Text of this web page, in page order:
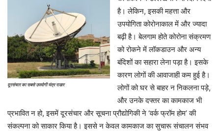
दूरसंचार का सबसे उपयोगी यंत्र राडार
है। लेकिन, इसकी महत्ता और
उपयोगिता कोरोनाकाल में और ज्यादा
बढ़ी है। बेलगाम होते कोरोना संक्रमण
को रोकने में लॉकडाउन और अन्य
बंदिशों का सहारा लेना पड़ा है। इसके
कारण लोगों की आवाजाही कम हुई है।
लोगों को घर से बाहर न निकलना पड़े,
और उनके दफ्तर का कामकाज भी
प्रभावित न हो, इसमें दूरसंचार और सूचना प्रौद्योगिकी ने ‘वर्क फ्रॉम होम’ की
संकल्पना को साकार किया है। इससे न केवल कामकाज का सुचारू संचालन संभव